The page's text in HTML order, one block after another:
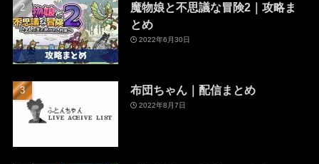
魔物娘と不思議な冒険2｜攻略ま
とめ
2022年6月30日
布団ちゃん｜配信まとめ
2022年8月7日